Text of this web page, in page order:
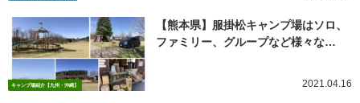
キャンプ場紹介【九州・沖縄】
【熊本県】服掛松キャンプ場はソロ、
ファミリー、グループなど様々な…
2021.04.16